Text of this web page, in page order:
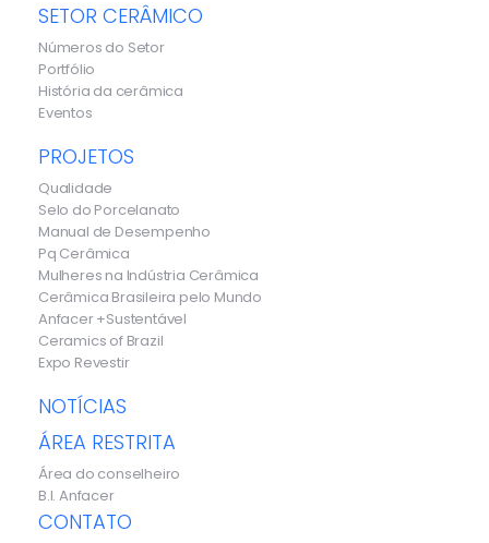
SETOR CERÂMICO
Números do Setor
Portfólio
História da cerâmica
Eventos
PROJETOS
Qualidade
Selo do Porcelanato
Manual de Desempenho
Pq Cerâmica
Mulheres na Indústria Cerâmica
Cerâmica Brasileira pelo Mundo
Anfacer +Sustentável
Ceramics of Brazil
Expo Revestir
NOTÍCIAS
ÁREA RESTRITA
Área do conselheiro
B.I. Anfacer
CONTATO